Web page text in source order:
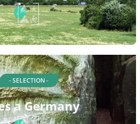
- SELECTION -
a Germany